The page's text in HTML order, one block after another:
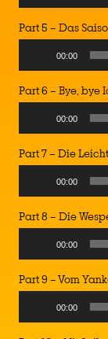
Player
Part 5 – Das
Player
00:00
Part 6 – Bye, bye
Player
00:00
Part 7 – Die
Player
00:00
Part 8 – Die
Player
00:00
Part 9 – Vom
Player
00:00